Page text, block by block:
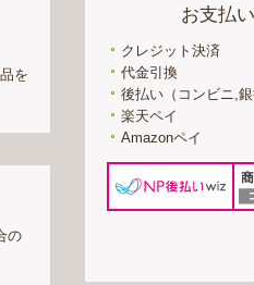
を
の
お支払
クレジット決済
代金引換
後払い（コンビニ,銀
楽天ペイ
Amazonペイ